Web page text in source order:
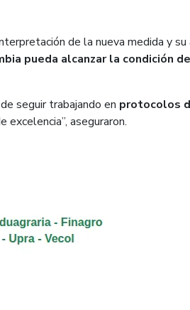
de la nueva medida y su
pueda alcanzar la condición
seguir trabajando en protocolos
excelencia”, aseguraron.